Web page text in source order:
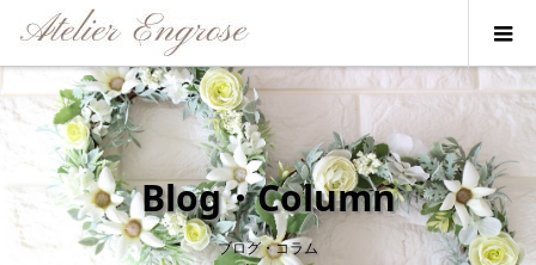
Blog・Column
ブログ・コラム